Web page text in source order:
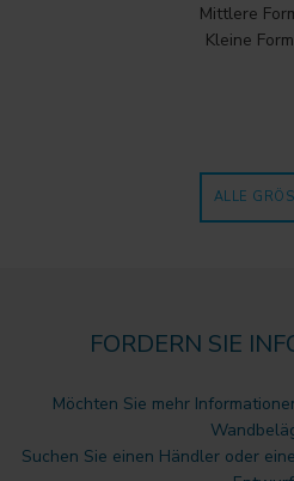
Mittlere
Kleine
ALLE
FORDERN SIE
Möchten Sie mehr
Suchen Sie einen Händler oder